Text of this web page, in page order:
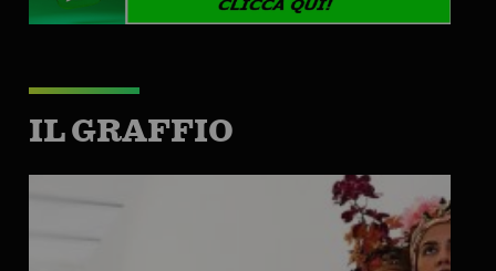
IL GRAFFIO